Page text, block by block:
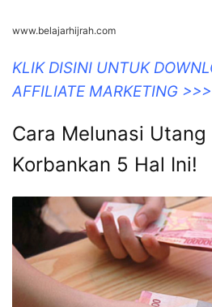
www.belajarhijrah.com
KLIK DISINI UNTUK
AFFILIATE MARKETING >>>
Cara Melunasi
Korbankan 5 Hal Ini!